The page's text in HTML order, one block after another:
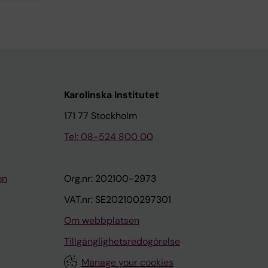
Karolinska Institutet
171 77 Stockholm
Tel: 08-524 800 00
Org.nr: 202100-2973
VAT.nr: SE202100297301
Om webbplatsen
Tillgänglighetsredogörelse
Manage your cookies